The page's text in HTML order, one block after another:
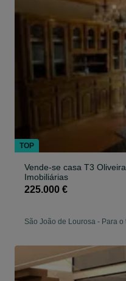
Vende-se casa T3
Imobiliárias
225.000 €
São João de Lourosa - Para
TOP